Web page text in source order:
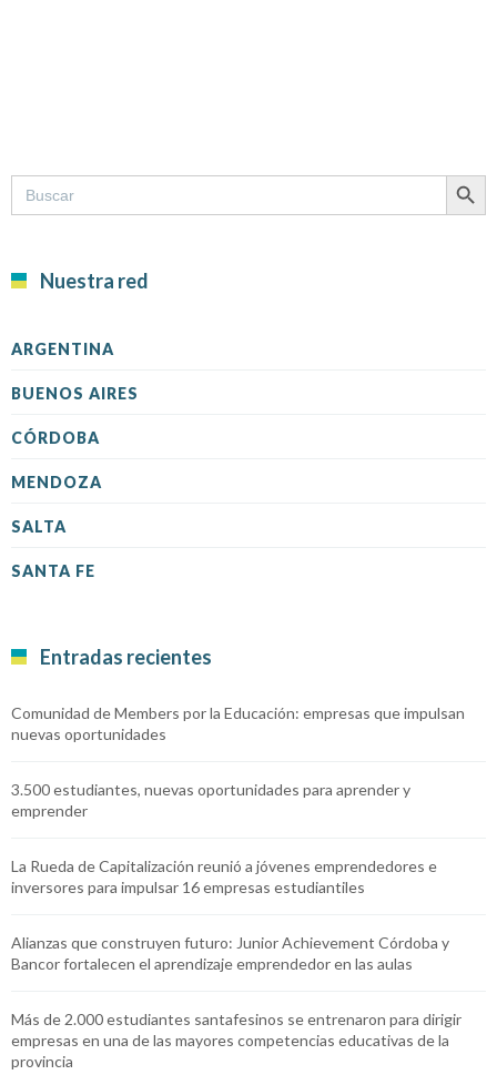
Search
for:
SEARCH
Nuestra red
ARGENTINA
BUENOS AIRES
CÓRDOBA
MENDOZA
SALTA
SANTA FE
Entradas recientes
Comunidad de Members por la Educación: empresas que impulsan
nuevas oportunidades
3.500 estudiantes, nuevas oportunidades para aprender y
emprender
La Rueda de Capitalización reunió a jóvenes emprendedores e
inversores para impulsar 16 empresas estudiantiles
Alianzas que construyen futuro: Junior Achievement Córdoba y
Bancor fortalecen el aprendizaje emprendedor en las aulas
Más de 2.000 estudiantes santafesinos se entrenaron para dirigir
empresas en una de las mayores competencias educativas de la
provincia